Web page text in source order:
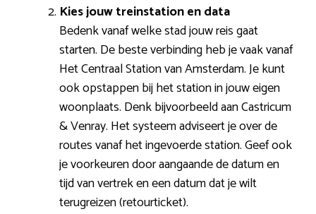
Kies jouw treinstation en data
Bedenk vanaf welke stad jouw reis gaat
starten. De beste verbinding heb je vaak vanaf
Het Centraal Station van Amsterdam. Je kunt
ook opstappen bij het station in jouw eigen
woonplaats. Denk bijvoorbeeld aan Castricum
& Venray. Het systeem adviseert je over de
routes vanaf het ingevoerde station. Geef ook
je voorkeuren door aangaande de datum en
tijd van vertrek en een datum dat je wilt
terugreizen (retourticket).